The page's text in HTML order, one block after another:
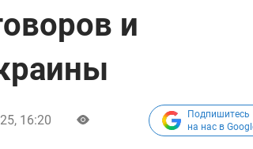
и
16:20
Подпишитесь
на нас в